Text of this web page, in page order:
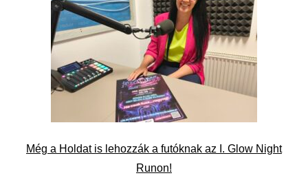
Még a Holdat is lehozzák a futóknak az I. Glow Night
Runon!